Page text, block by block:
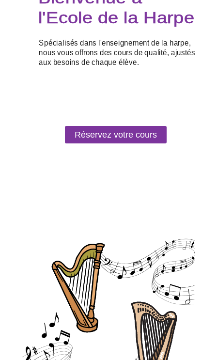
Réservez votre cours